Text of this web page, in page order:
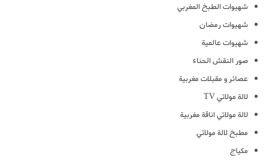
شهيوات الطبخ المغربي
شهيوات رمضان
شهيوات عالمية
صور النقش الحناء
عصائر و مقبلات مغربية
لالة مولاتي TV
لالة مولاتي اناقة مغربية
مطبخ لالة مولاتي
مكياج